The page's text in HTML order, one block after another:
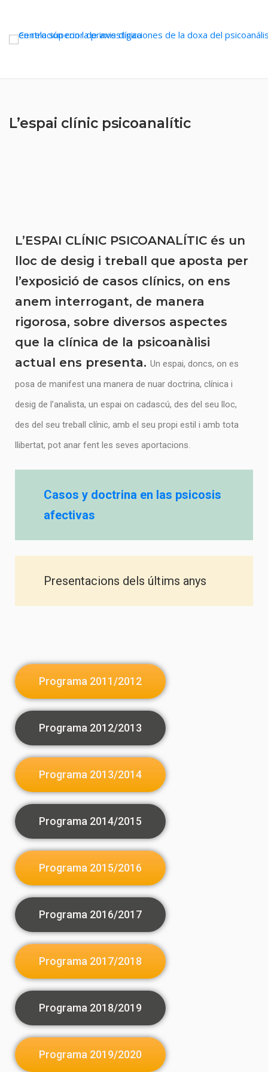
L’espai clínic psicoanalític
L’ESPAI CLÍNIC PSICOANALÍTIC és un
lloc de desig i treball que aposta per
l’exposició de casos clínics, on ens
anem interrogant, de manera
rigorosa, sobre diversos aspectes
que la clínica de la psicoanàlisi
actual ens presenta. Un espai, doncs, on es
posa de manifest una manera de nuar doctrina, clínica i
desig de l’analista, un espai on cadascú, des del seu lloc,
des del seu treball clínic, amb el seu propi estil i amb tota
llibertat, pot anar fent les seves aportacions.
Casos y doctrina en las psicosis
afectivas
Presentacions dels últims anys
Programa 2011/2012
Programa 2012/2013
Programa 2013/2014
Programa 2014/2015
Programa 2015/2016
Programa 2016/2017
Programa 2017/2018
Programa 2018/2019
Programa 2019/2020